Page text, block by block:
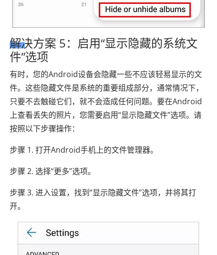
解决方案 5：启用“显示隐藏的系统文
件”选项
有时，您的Android设备会隐藏一些不应该轻易显示的文
件。这些隐藏文件是系统的重要组成部分，通常情况下，
只要不去触碰它们，就不会造成任何问题。要在Android
上查看丢失的照片，您需要启用“显示隐藏文件”选项。请
按照以下步骤操作：
步骤 1. 打开Android手机上的文件管理器。
步骤 2. 选择“更多”选项。
步骤 3. 进入设置，找到“显示隐藏文件”选项，并将其打
开。